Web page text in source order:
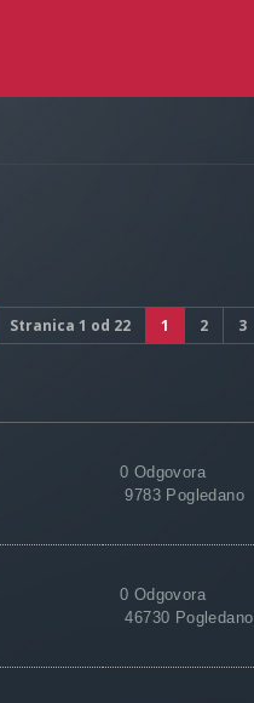
Stranica 1 od 22 1 2 3
0 Odgovora
9783 Pogledano
0 Odgovora
46730 Pogledano